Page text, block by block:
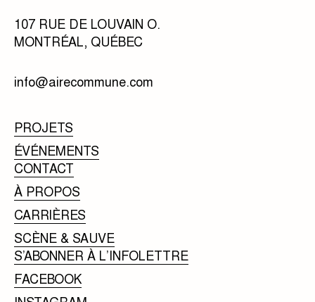
107 RUE DE LOUVAIN O.
MONTRÉAL, QUÉBEC
info@airecommune.com
PROJETS
ÉVÉNEMENTS
CONTACT
À PROPOS
CARRIÈRES
SCÈNE & SAUVE
S’ABONNER À L’INFOLETTRE
FACEBOOK